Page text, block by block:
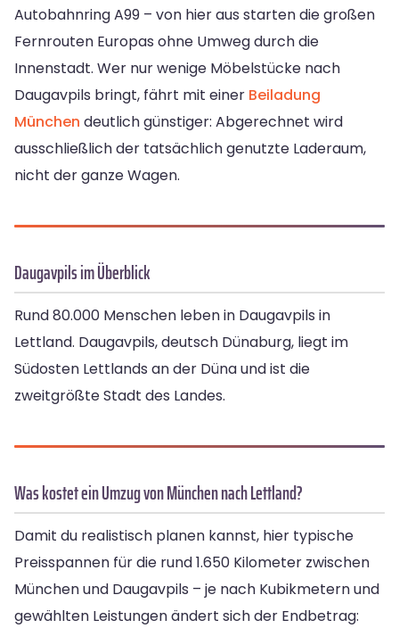
Autobahnring A99 – von hier aus starten die großen
Fernrouten Europas ohne Umweg durch die
Innenstadt. Wer nur wenige Möbelstücke nach
Daugavpils bringt, fährt mit einer Beiladung
München deutlich günstiger: Abgerechnet wird
ausschließlich der tatsächlich genutzte Laderaum,
nicht der ganze Wagen.
Daugavpils im Überblick
Rund 80.000 Menschen leben in Daugavpils in
Lettland. Daugavpils, deutsch Dünaburg, liegt im
Südosten Lettlands an der Düna und ist die
zweitgrößte Stadt des Landes.
Was kostet ein Umzug von München nach Lettland?
Damit du realistisch planen kannst, hier typische
Preisspannen für die rund 1.650 Kilometer zwischen
München und Daugavpils – je nach Kubikmetern und
gewählten Leistungen ändert sich der Endbetrag: